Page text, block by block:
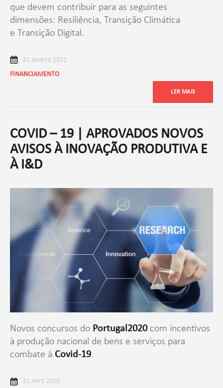
que devem contribuir para as seguintes
dimensões: Resiliência, Transição Climática
e Transição Digital.
31 Janeiro 2022
FINANCIAMENTO
LER MAIS
COVID – 19 | APROVADOS NOVOS
AVISOS À INOVAÇÃO PRODUTIVA E
À I&D
Novos concursos do Portugal2020com incentivos
à produção nacional de bens e serviços para
combate à Covid-19.
21 Abril 2020